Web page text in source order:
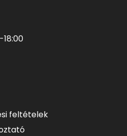
18:00
feltételek